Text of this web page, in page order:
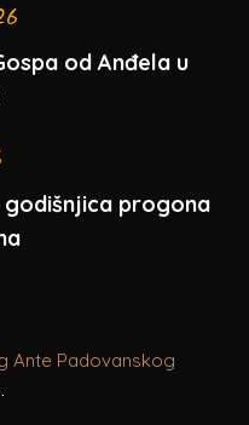
od Anđela u
godišnjica progona
Ante Padovanskog